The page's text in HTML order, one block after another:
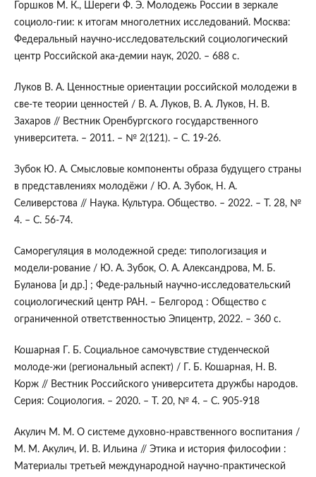
Горшков М. К., Шереги Ф. Э. Молодежь России в зеркале
социоло-гии: к итогам многолетних исследований. Москва:
Федеральный научно-исследовательский социологический
центр Российской ака-демии наук, 2020. – 688 с.
Луков В. А. Ценностные ориентации российской молодежи в
све-те теории ценностей / В. А. Луков, В. А. Луков, Н. В.
Захаров // Вестник Оренбургского государственного
университета. – 2011. – № 2(121). – С. 19-26.
Зубок Ю. А. Смысловые компоненты образа будущего страны
в представлениях молодёжи / Ю. А. Зубок, Н. А.
Селиверстова // Наука. Культура. Общество. – 2022. – Т. 28, №
4. – С. 56-74.
Саморегуляция в молодежной среде: типологизация и
модели-рование / Ю. А. Зубок, О. А. Александрова, М. Б.
Буланова [и др.] ; Феде-ральный научно-исследовательский
социологический центр РАН. – Белгород : Общество с
ограниченной ответственностью Эпицентр, 2022. – 360 с.
Кошарная Г. Б. Социальное самочувствие студенческой
молоде-жи (региональный аспект) / Г. Б. Кошарная, Н. В.
Корж // Вестник Российского университета дружбы народов.
Серия: Социология. – 2020. – Т. 20, № 4. – С. 905-918
Акулич М. М. О системе духовно-нравственного воспитания /
М. М. Акулич, И. В. Ильина // Этика и история философии :
Материалы третьей международной научно-практической